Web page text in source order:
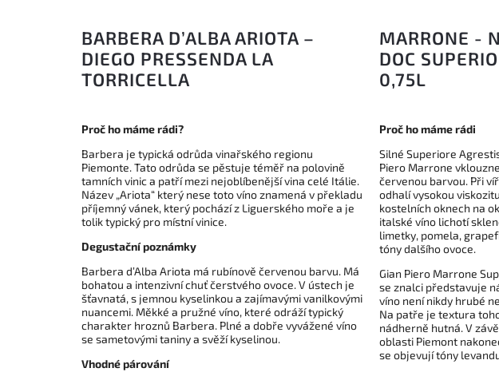
BARBERA D’ALBA ARIOTA –
DIEGO PRESSENDA LA
TORRICELLA
Proč ho máme rádi?
Barbera je typická odrůda vinařského regionu
Piemonte. Tato odrůda se pěstuje téměř na polovině
tamních vinic a patří mezi nejoblíbenější vina celé Itálie.
Název „Ariota“ který nese toto víno znamená v překladu
příjemný vánek, který pochází z Liguerského moře a je
tolik typický pro místní vinice.
Degustační poznámky
Barbera d’Alba Ariota má rubínově červenou barvu. Má
bohatou a intenzivní chuť čerstvého ovoce. V ústech je
šťavnatá, s jemnou kyselinkou a zajímavými vanilkovými
nuancemi. Měkké a pružné víno, které odráží typický
charakter hroznů Barbera. Plné a dobře vyvážené víno
se sametovými taniny a svěží kyselinou.
Vhodné párování
MARRONE -
DOC
0,75L
Proč ho máme rádi
Silné Superiore
Piero Marrone
červenou barvou. Při
odhalí vysokou
kostelních oknech na
italské víno lichotí
limetky, pomela,
tóny dalšího ovoce.
Gian Piero Marrone
se znalci představuje
víno není nikdy hrubé
Na patře je textura
nádherně hutná. V
oblasti Piemont
se objevují tóny